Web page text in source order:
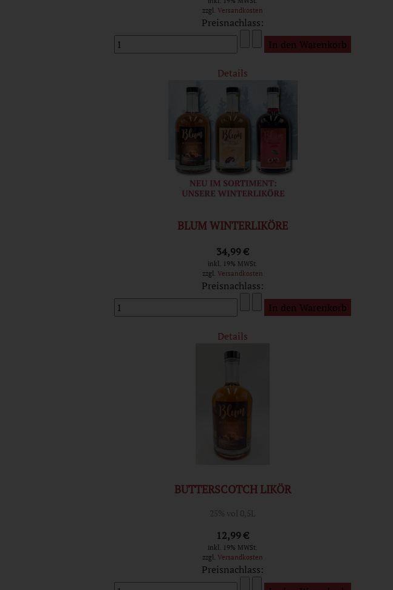
zzgl. Versandkosten
Preisnachlass:
Details
BLUM WINTERLIKÖRE
34,99 €
inkl. 19% MWSt.
zzgl. Versandkosten
Preisnachlass:
Details
BUTTERSCOTCH LIKÖR
25% vol 0,5L
12,99 €
inkl. 19% MWSt.
zzgl. Versandkosten
Preisnachlass: